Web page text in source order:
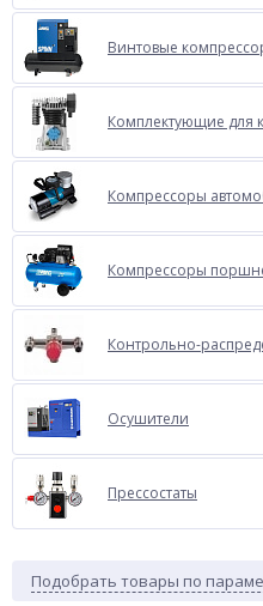
Винтовые
Комплектующие для
Компрессоры
Компрессоры
Контрольно-
Осушители
Прессостаты
Подобрать товары по